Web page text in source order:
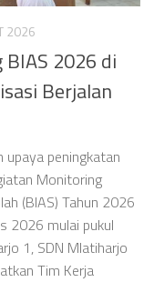
2026
2026 di
Berjalan
peningkatan
Monitoring
(BIAS) Tahun 2026
2026 mulai pukul
1, SDN Mlatiharjo
Tim Kerja